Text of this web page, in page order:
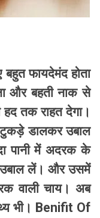
फायदेमंद होता
और बहती नाक से
तक राहत देगा।
डालकर उबाल
पानी में अदरक के
लें। और उसमें
वाली चाय। अब
भी। Benifit Of